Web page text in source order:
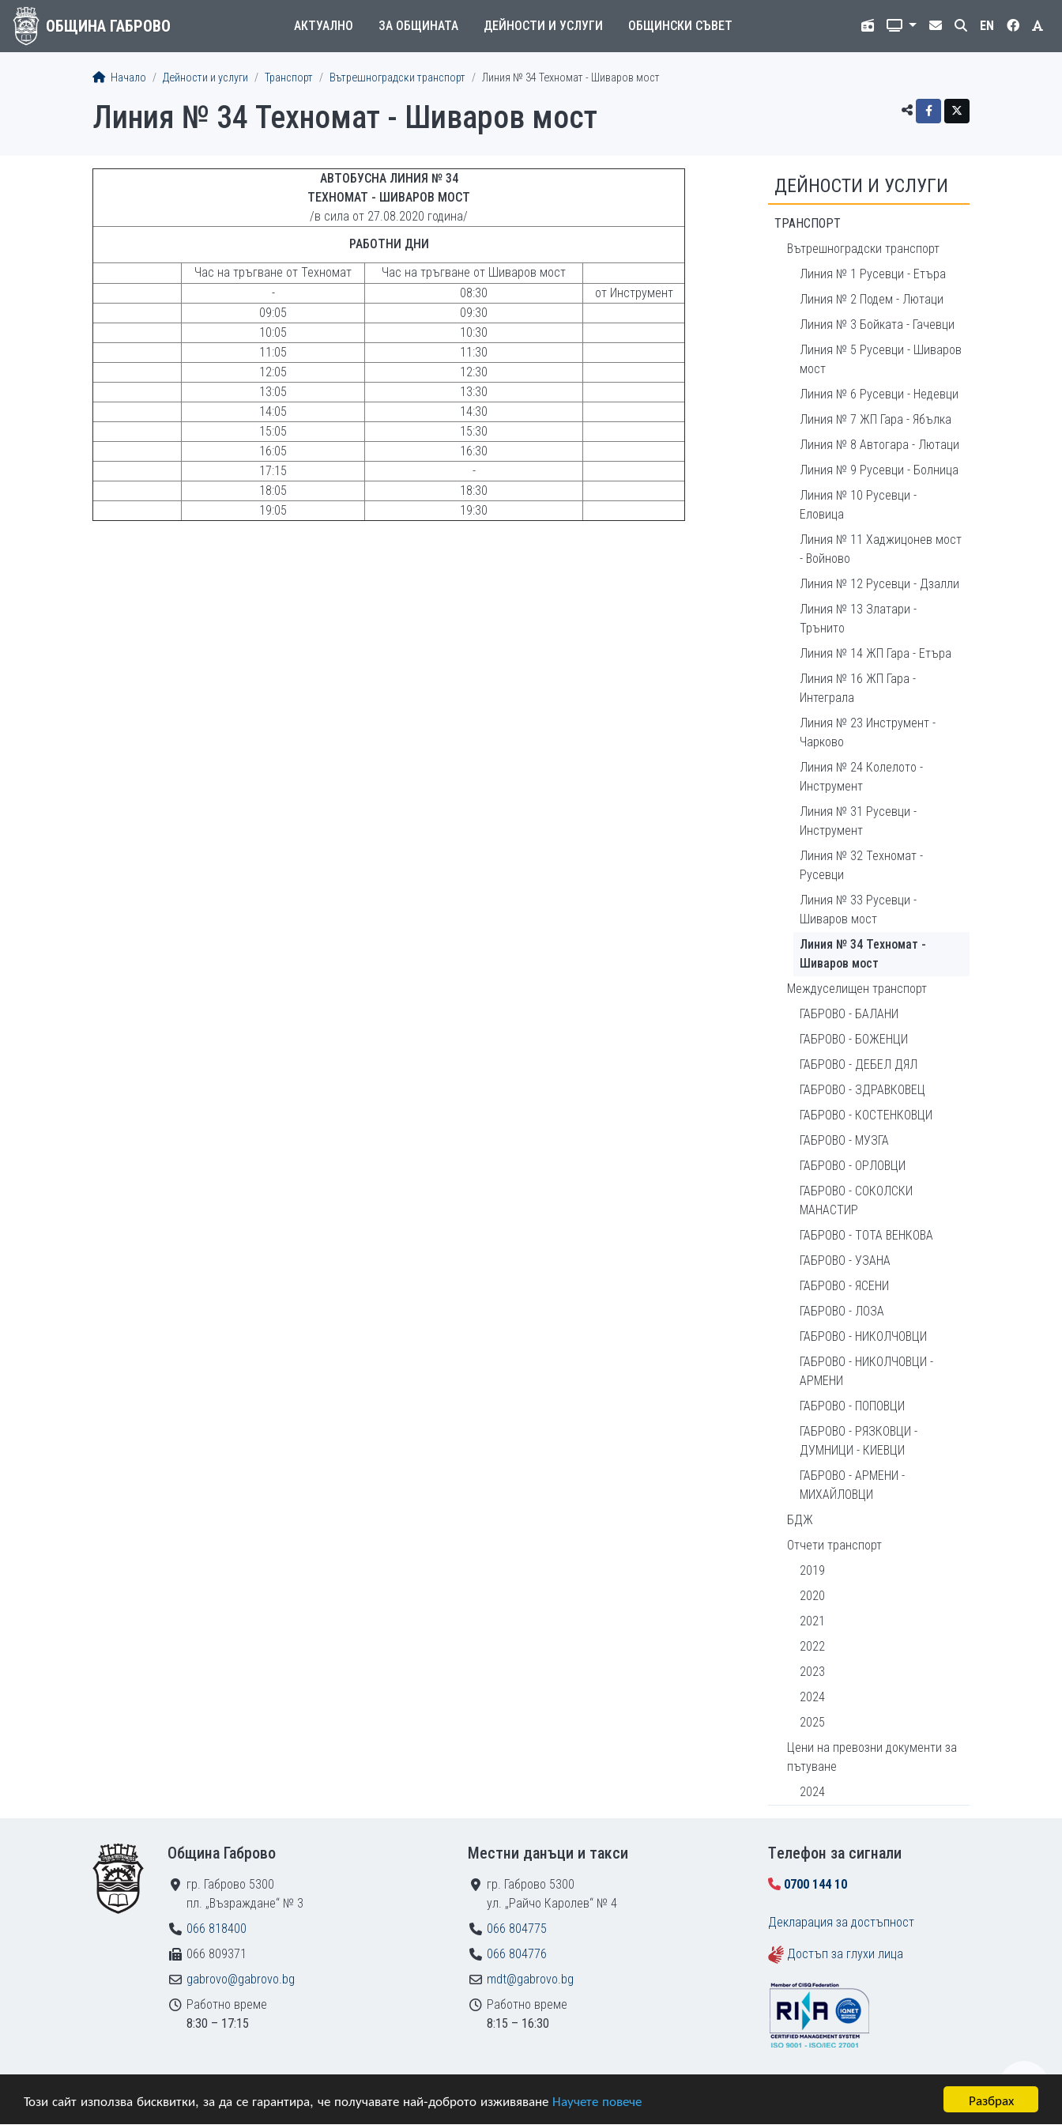
Разбрах
Този сайт използва бисквитки, за да се гарантира, че получавате най-доброто изживяване Научете повече
ОБЩИНА ГАБРОВО АКТУАЛНО ЗА ОБЩИНАТА ДЕЙНОСТИ И УСЛУГИ ОБЩИНСКИ СЪВЕТ EN
Начало Дейности и услуги Транспорт Вътрешноградски транспорт Линия № 34 Техномат - Шиваров мост
Линия № 34 Техномат - Шиваров мост
АВТОБУСНА ЛИНИЯ № 34
ТЕХНОМАТ - ШИВАРОВ МОСТ
/в сила от 27.08.2020 година/
РАБОТНИ ДНИ
Час на тръгване от Техномат
Час на тръгване от Шиваров мост
-
08:30
от Инструмент
09:05
09:30
10:05
10:30
11:05
11:30
12:05
12:30
13:05
13:30
14:05
14:30
15:05
15:30
16:05
16:30
17:15
-
18:05
18:30
19:05
19:30
ДЕЙНОСТИ И УСЛУГИ
ТРАНСПОРТ
Вътрешноградски транспорт
Линия № 1 Русевци - Етъра
Линия № 2 Подем - Лютаци
Линия № 3 Бойката - Гачевци
Линия № 5 Русевци - Шиваров
мост
Линия № 6 Русевци - Недевци
Линия № 7 ЖП Гара - Ябълка
Линия № 8 Автогара - Лютаци
Линия № 9 Русевци - Болница
Линия № 10 Русевци -
Еловица
Линия № 11 Хаджицонев мост
- Войново
Линия № 12 Русевци - Дзалли
Линия № 13 Златари -
Трънито
Линия № 14 ЖП Гара - Етъра
Линия № 16 ЖП Гара -
Интеграла
Линия № 23 Инструмент -
Чарково
Линия № 24 Колелото -
Инструмент
Линия № 31 Русевци -
Инструмент
Линия № 32 Техномат -
Русевци
Линия № 33 Русевци -
Шиваров мост
Линия № 34 Техномат -
Шиваров мост
Междуселищен транспорт
ГАБРОВО - БАЛАНИ
ГАБРОВО - БОЖЕНЦИ
ГАБРОВО - ДЕБЕЛ ДЯЛ
ГАБРОВО - ЗДРАВКОВЕЦ
ГАБРОВО - КОСТЕНКОВЦИ
ГАБРОВО - МУЗГА
ГАБРОВО - ОРЛОВЦИ
ГАБРОВО - СОКОЛСКИ
МАНАСТИР
ГАБРОВО - ТОТА ВЕНКОВА
ГАБРОВО - УЗАНА
ГАБРОВО - ЯСЕНИ
ГАБРОВО - ЛОЗА
ГАБРОВО - НИКОЛЧОВЦИ
ГАБРОВО - НИКОЛЧОВЦИ -
АРМЕНИ
ГАБРОВО - ПОПОВЦИ
ГАБРОВО - РЯЗКОВЦИ -
ДУМНИЦИ - КИЕВЦИ
ГАБРОВО - АРМЕНИ -
МИХАЙЛОВЦИ
БДЖ
Отчети транспорт
2019
2020
2021
2022
2023
2024
2025
Цени на превозни документи за
пътуване
2024
Община Габрово
гр. Габрово 5300
пл. „Възраждане“ № 3
066 818400
066 809371
gabrovo@gabrovo.bg
Работно време
8:30 – 17:15
Местни данъци и такси
гр. Габрово 5300
ул. „Райчо Каролев“ № 4
066 804775
066 804776
mdt@gabrovo.bg
Работно време
8:15 – 16:30
Tелефон за сигнали
0700 144 10
Декларация за достъпност
Достъп за глухи лица
© 2009–2026 Община Габрово. Всички права запазени.